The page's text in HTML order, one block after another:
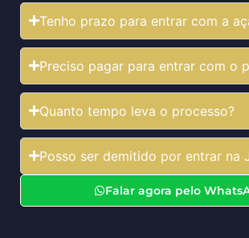
Tenho prazo para entrar com a
Preciso pagar para entrar com o
Quanto tempo leva o processo?
Posso ser demitido por entrar na
Falar agora pelo